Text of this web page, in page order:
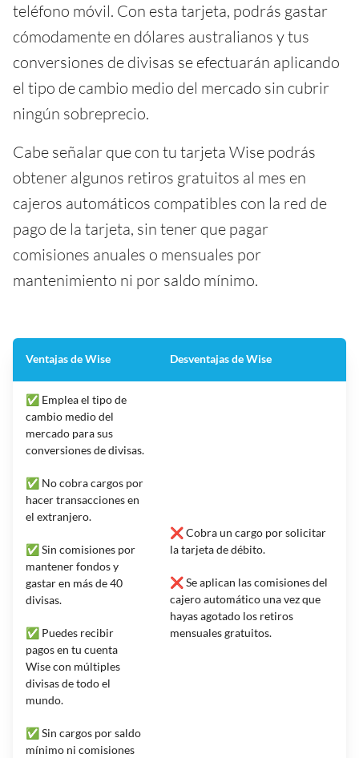
teléfono móvil. Con esta tarjeta, podrás gastar
cómodamente en dólares australianos y tus
conversiones de divisas se efectuarán aplicando
el tipo de cambio medio del mercado sin cubrir
ningún sobreprecio.
Cabe señalar que con tu tarjeta Wise podrás
obtener algunos retiros gratuitos al mes en
cajeros automáticos compatibles con la red de
pago de la tarjeta, sin tener que pagar
comisiones anuales o mensuales por
mantenimiento ni por saldo mínimo.
Ventajas de Wise Desventajas de Wise
✅ Emplea el tipo de
cambio medio del
mercado para sus
conversiones de divisas.
✅ No cobra cargos por
hacer transacciones en
el extranjero.
✅ Sin comisiones por
mantener fondos y
gastar en más de 40
divisas.
✅ Puedes recibir
pagos en tu cuenta
Wise con múltiples
divisas de todo el
mundo.
✅ Sin cargos por saldo
mínimo ni comisiones
❌ Cobra un cargo por solicitar
la tarjeta de débito.
❌ Se aplican las comisiones del
cajero automático una vez que
hayas agotado los retiros
mensuales gratuitos.